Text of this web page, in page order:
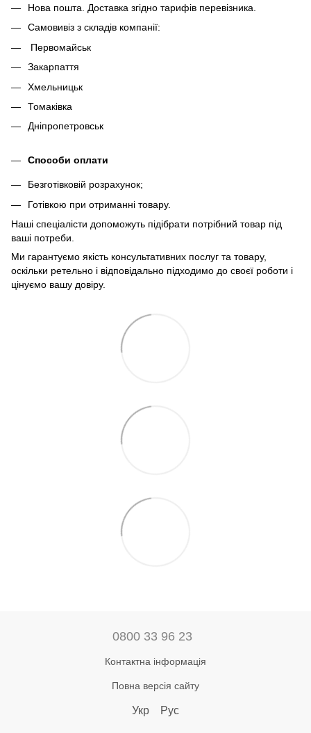
Нова пошта. Доставка згідно тарифів перевізника.
Самовивіз з складів компанії:
Первомайськ
Закарпаття
Хмельницьк
Томаківка
Дніпропетровськ
Способи оплати
Безготівковій розрахунок;
Готівкою при отриманні товару.
Наші спеціалісти допоможуть підібрати потрібний товар під
ваші потреби.
Ми гарантуємо якість консультативних послуг та товару,
оскільки ретельно і відповідально підходимо до своєї роботи і
цінуємо вашу довіру.
0800 33 96 23
Контактна інформація
Повна версія сайту
Укр Рус